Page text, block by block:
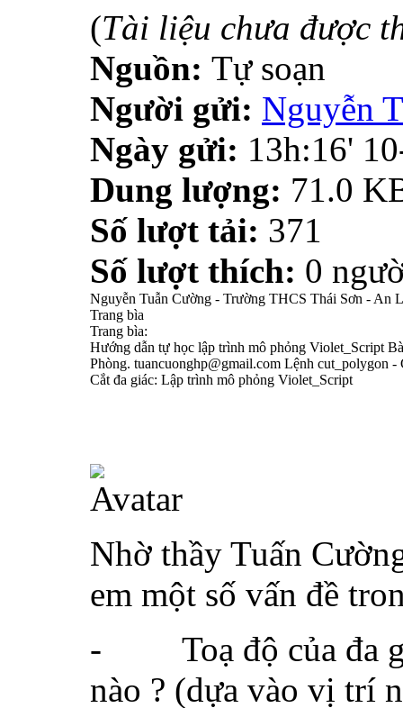
(Tài liệu chưa được
Nguồn: Tự soạn
Người gửi: Nguyễn
Ngày gửi: 13h:16'
Dung lượng: 71.0
Số lượt tải: 371
Số lượt thích: 0
Nguyễn Tuẫn Cường - Trường THCS Thái Sơn - An
Trang bìa
Trang bìa:
Hướng dẫn tự học lập trình mô phỏng Violet_Script
Phòng. tuancuonghp@gmail.com Lệnh cut_polygon -
Cắt đa giác: Lập trình mô phỏng Violet_Script
Nhờ thầy Tuấn
em một số vấn đề
-
Toạ độ của đa
nào ? (dựa vào vị trí